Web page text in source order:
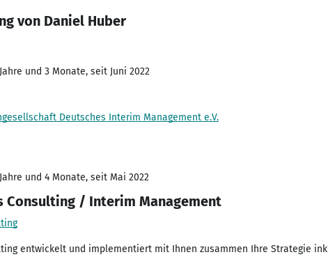
von Daniel Huber
und 3 Monate, seit Juni 2022
Deutsches Interim Management e.V.
und 4 Monate, seit Mai 2022
Consulting / Interim Management
entwickelt und implementiert mit Ihnen zusammen Ihre Strategie